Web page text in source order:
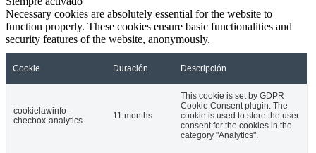
Necessary cookies are absolutely essential for the website to
function properly. These cookies ensure basic functionalities and
security features of the website, anonymously.
Cookie Duración Descripción
cookielawinfo-
checbox-analytics
11 months
This cookie is set by GDPR
Cookie Consent plugin. The
cookie is used to store the user
consent for the cookies in the
category "Analytics".